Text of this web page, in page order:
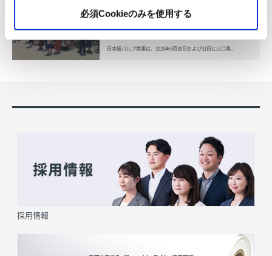
必須Cookieのみを使用する
り『Antho･･･
日本紙パルプ商事は、2026年5月30日および31日に山口県...
採用情報